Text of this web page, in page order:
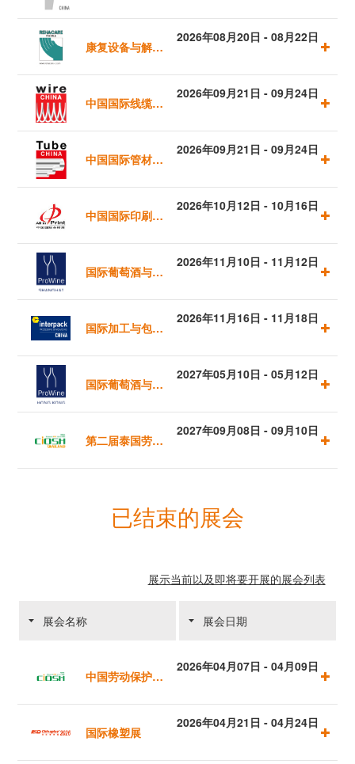
康复设备与解决
2026年08月20日 - 08月22日
中国国际线缆及
2026年09月21日 - 09月24日
中国国际管材展
2026年09月21日 - 09月24日
中国国际印刷技
2026年10月12日 - 10月16日
国际葡萄酒与烈
2026年11月10日 - 11月12日
国际加工与包装
2026年11月16日 - 11月18日
国际葡萄酒与烈
2027年05月10日 - 05月12日
第二届泰国劳动
暨2025泰国国
2027年09月08日 - 09月10日
已结束的展会
展示当前以及即将要开展的展会列表
展会名称 展会日期
中国劳动保护用
2026年04月07日 - 04月09日
国际橡塑展
2026年04月21日 - 04月24日